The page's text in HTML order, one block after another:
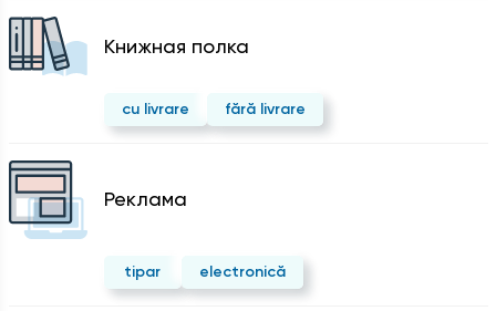
Kнижная полка
cu livrare fără livrare
Реклама
tipar electronică